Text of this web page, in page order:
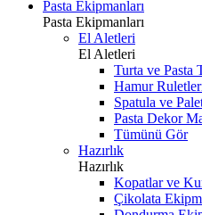
Pasta Ekipmanları
Pasta Ekipmanları
El Aletleri
El Aletleri
Turta ve Pasta
Hamur
Spatula ve
Pasta Dekor
Tümünü Gör
Hazırlık
Hazırlık
Kopatlar ve
Çikolata